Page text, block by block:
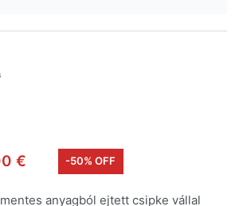
€ -50% OFF
anyagból ejtett csipke vállal